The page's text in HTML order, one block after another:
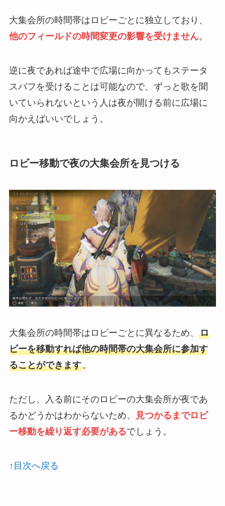
大集会所の時間帯はロビーごとに独立しており、
他のフィールドの時間変更の影響を受けません。
逆に夜であれば途中で広場に向かってもステータ
スバフを受けることは可能なので、ずっと歌を聞
いていられないという人は夜が開ける前に広場に
向かえばいいでしょう。
ロビー移動で夜の大集会所を見つける
大集会所の時間帯はロビーごとに異なるため、 ロ
ビーを移動すれば他の時間帯の大集会所に参加す
ることができます。
ただし、入る前にそのロビーの大集会所が夜であ
るかどうかはわからないため、
見つかるまでロビ
ー移動を繰り返す必要があるでしょう。
↑目次へ戻る